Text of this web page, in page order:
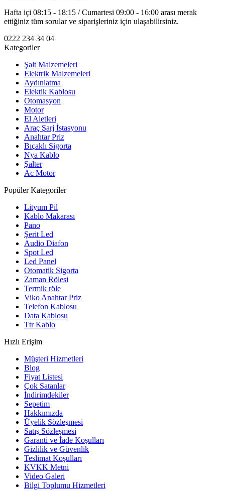
Hafta içi 08:15 - 18:15 / Cumartesi 09:00 - 16:00 arası merak
ettiğiniz tüm sorular ve siparişleriniz için ulaşabilirsiniz.
0222 234 34 04
Kategoriler
Şalt Malzemeleri
Elektrik Malzemeleri
Aydınlatma
Elektik Kablosu
Otomasyon
Motor
El Aletleri
Araç Şarj İstasyonu
Anahtar Priz
Bıçaklı Sigorta
Nya Kablo
Şalter
Ac Motor
Popüler Kategoriler
Lityum Pil
Kablo Makarası
Pano
Şerit Led
Audio Diafon
Spot Led
Led Panel
Otomatik Sigorta
Zaman Rölesi
Termik röle
Viko Anahtar Priz
Telefon Kablosu
Data Kablosu
Ttr Kablo
Hızlı Erişim
Müşteri Hizmetleri
Blog
Fiyat Listesi
Çok Satanlar
İndirimdekiler
Sepetim
Hakkımızda
Üyelik Sözleşmesi
Satış Sözleşmesi
Garanti ve İade Koşulları
Gizlilik ve Güvenlik
Teslimat Koşulları
KVKK Metni
Video Galeri
Bilgi Toplumu Hizmetleri